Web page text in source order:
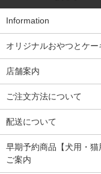
Information
オリジナルおやつとケー
店舗案内
ご注文方法について
配送について
早期予約商品【犬用・
ご案内